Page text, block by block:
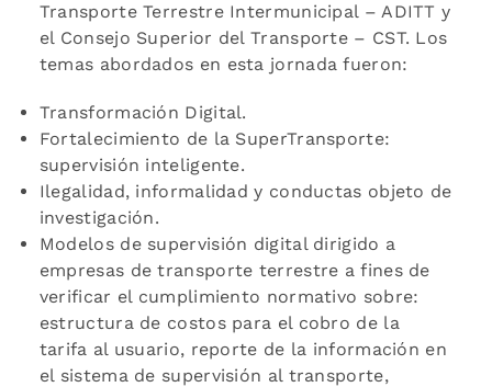
Transporte Terrestre Intermunicipal – ADITT y
el Consejo Superior del Transporte – CST. Los
temas abordados en esta jornada fueron:
Transformación Digital.
Fortalecimiento de la SuperTransporte:
supervisión inteligente.
Ilegalidad, informalidad y conductas objeto de
investigación.
Modelos de supervisión digital dirigido a
empresas de transporte terrestre a fines de
verificar el cumplimiento normativo sobre:
estructura de costos para el cobro de la
tarifa al usuario, reporte de la información en
el sistema de supervisión al transporte,